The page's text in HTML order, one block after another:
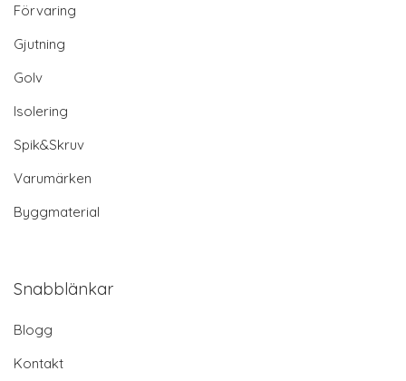
Förvaring
Gjutning
Golv
Isolering
Spik&Skruv
Varumärken
Byggmaterial
Snabblänkar
Blogg
Kontakt